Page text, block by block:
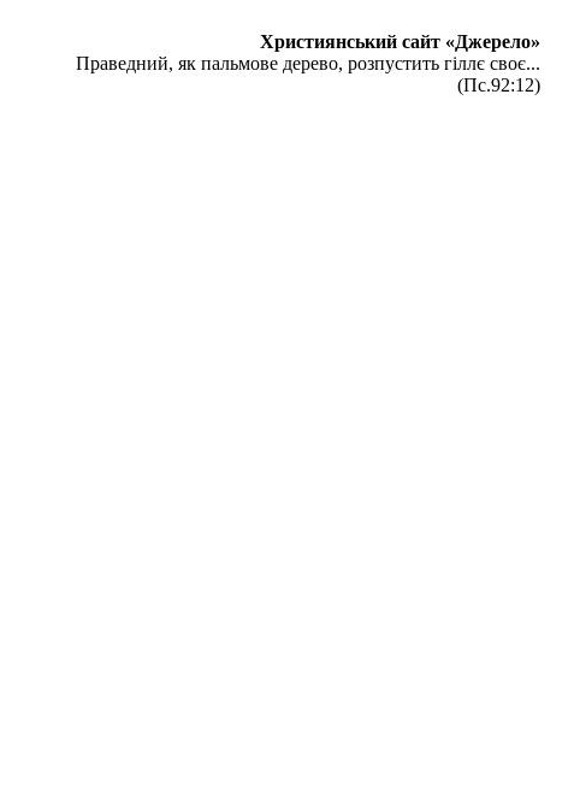
Християнський сайт «Джерело»
Праведний, як пальмове дерево, розпустить гіллє своє...
(Пс.92:12)